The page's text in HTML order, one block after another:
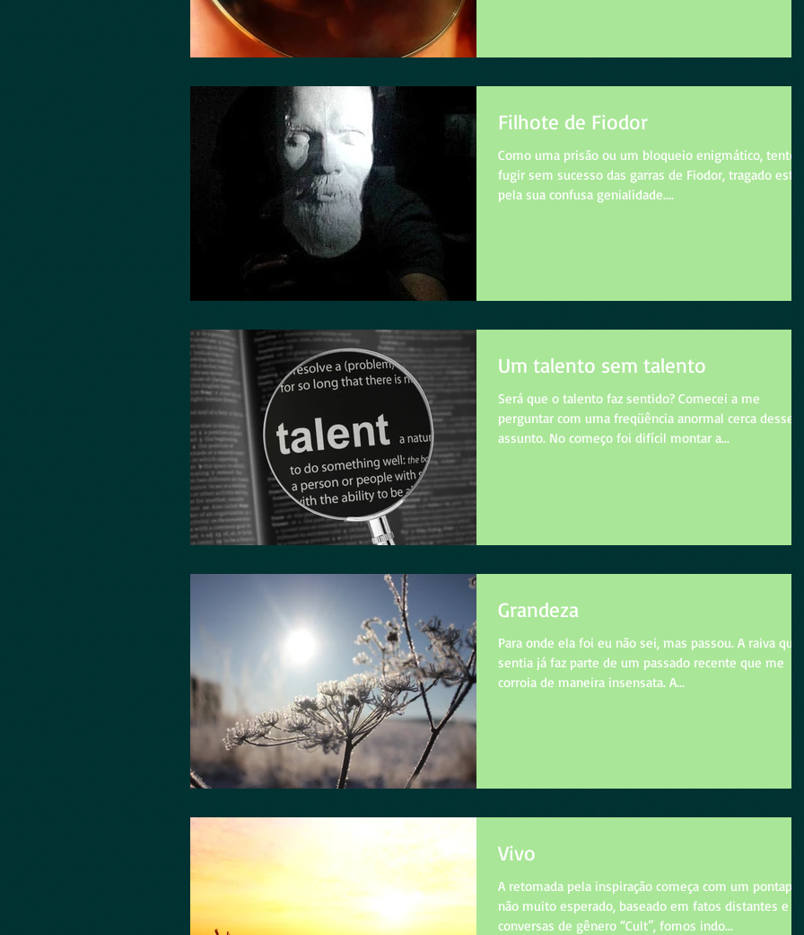
Filhote de Fiodor
Como uma prisão ou um bloqueio enigmático, tento
fugir sem sucesso das garras de Fiodor, tragado
pela sua confusa genialidade....
Um talento sem talento
Será que o talento faz sentido? Comecei a me
perguntar com uma freqüência anormal cerca desse
assunto. No começo foi difícil montar a...
Grandeza
Para onde ela foi eu não sei, mas passou. A raiva que
sentia já faz parte de um passado recente que me
corroia de maneira insensata. A...
Vivo
A retomada pela inspiração começa com um pontapé
não muito esperado, baseado em fatos distantes e
conversas de gênero “Cult”, fomos indo...